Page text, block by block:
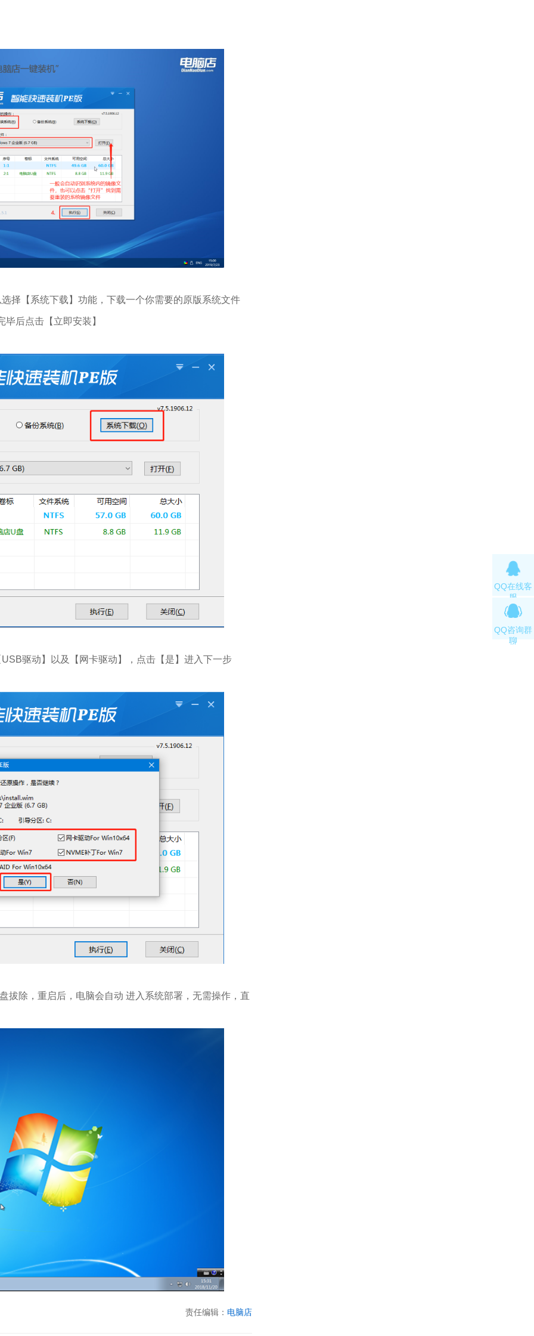
【系统下载】功能，下载一个你需要的原版系统文件
后点击【立即安装】
驱动】以及【网卡驱动】，点击【是】进入下一步
除，重启后，电脑会自动 进入系统部署，无需操作，直
责任编辑： 电脑店
QQ在线客
服
QQ咨询群
聊